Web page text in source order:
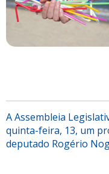
A Assembleia
quinta-feira, 13, um
deputado Rogério